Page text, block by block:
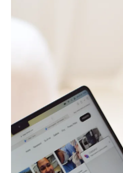
Il sorriso perfetto:
svantaggi dello
hollywoodiano”
Questo tipo di sorriso
perfettamente allineati,
nome dalle star di